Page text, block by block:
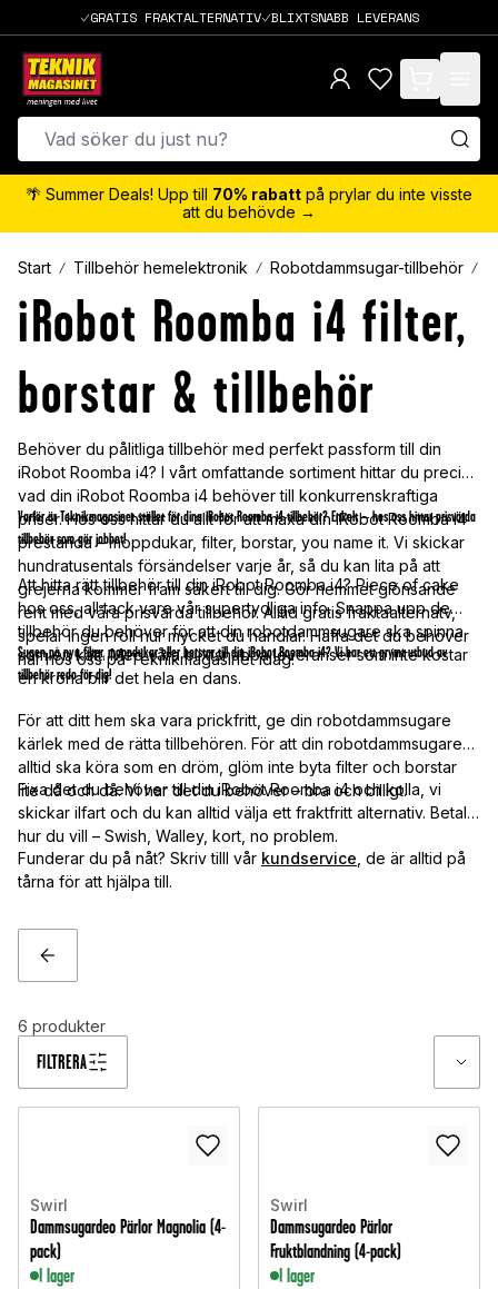
GRATIS FRAKTALTERNATIV BLIXTSNABB LEVERANS
items in cart,
🌴 Summer Deals! Upp till 70% rabatt på prylar du inte visste
att du behövde →
Start Tillbehör hemelektronik Robotdammsugar-tillbehör
iRobot Roomba i4 filter,
borstar & tillbehör
Behöver du pålitliga tillbehör med perfekt passform till din
iRobot Roomba i4? I vårt omfattande sortiment hittar du precis
vad din iRobot Roomba i4 behöver till konkurrenskraftiga
priser. Hos oss hittar du allt för att maxa din iRobot Roomba i4
prestanda – moppdukar, filter, borstar, you name it. Vi skickar
hundratusentals försändelser varje år, så du kan lita på att
grejerna kommer fram säkert till dig. Gör hemmet glönsande
rent med våra prisvärda tillbehör. Alltid gratis fraktaalternatv,
spelar ingen roll hur mycket du handlar. Haffa det du behöver
här hos oss på Teknikmagasinet idag!
Varför är Teknikmagasinet stället för dina iRobot Roomba i4-tillbehör? Enkelt – hos oss hittar prisvärda
tillbehör som gör jobbet!
Att hitta rätt tillbehör till din iRobot Roomba i4? Piece of cake
hos oss, all tack vare vår supertydliga info. Snappa upp de
tillbehör du behöver för att din robotdammsugare ska spinna
som en katt. Med våra blixtsnabba leveranser som inte kostar
en krona blir det hela en dans.
Sugen på nya filter, moppdukar eller borstar till din iRobot Roomba i4? Vi har ett grymt utbud av
tillbehör redo för dig!
För att ditt hem ska vara prickfritt, ge din robotdammsugare
kärlek med de rätta tillbehören. För att din robotdammsugare
alltid ska köra som en dröm, glöm inte byta filter och borstar
lite då och då. Vi har det du behöver – bra och billigt.
Fixa det du behöver till din iRobot Roomba i4 och kolla, vi
skickar ilfart och du kan alltid välja ett fraktfritt alternativ. Betala
hur du vill – Swish, Walley, kort, no problem.
Funderar du på nåt? Skriv tilll vår kundservice , de är alltid på
tårna för att hjälpa till.
TILLBAKA
FILTRERA
6 produkter
Swirl
Dammsugardeo Pärlor Magnolia (4-
pack)
I lager
Swirl
Dammsugardeo Pärlor
Fruktblandning (4-pack)
I lager